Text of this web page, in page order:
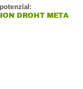
DROHT META